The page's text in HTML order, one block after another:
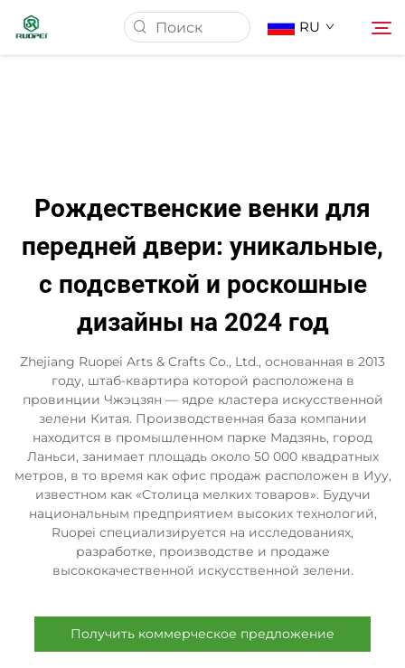
RU
Новости
Скачать
Контакт
Рождественские венки для
передней двери: уникальные,
с подсветкой и роскошные
дизайны на 2024 год
Zhejiang Ruopei Arts & Crafts Co., Ltd., основанная в 2013
году, штаб-квартира которой расположена в
провинции Чжэцзян — ядре кластера искусственной
зелени Китая. Производственная база компании
находится в промышленном парке Мадзянь, город
Ланьси, занимает площадь около 50 000 квадратных
метров, в то время как офис продаж расположен в Иуу,
известном как «Столица мелких товаров». Будучи
национальным предприятием высоких технологий,
Ruopei специализируется на исследованиях,
разработке, производстве и продаже
высококачественной искусственной зелени.
Получить коммерческое предложение